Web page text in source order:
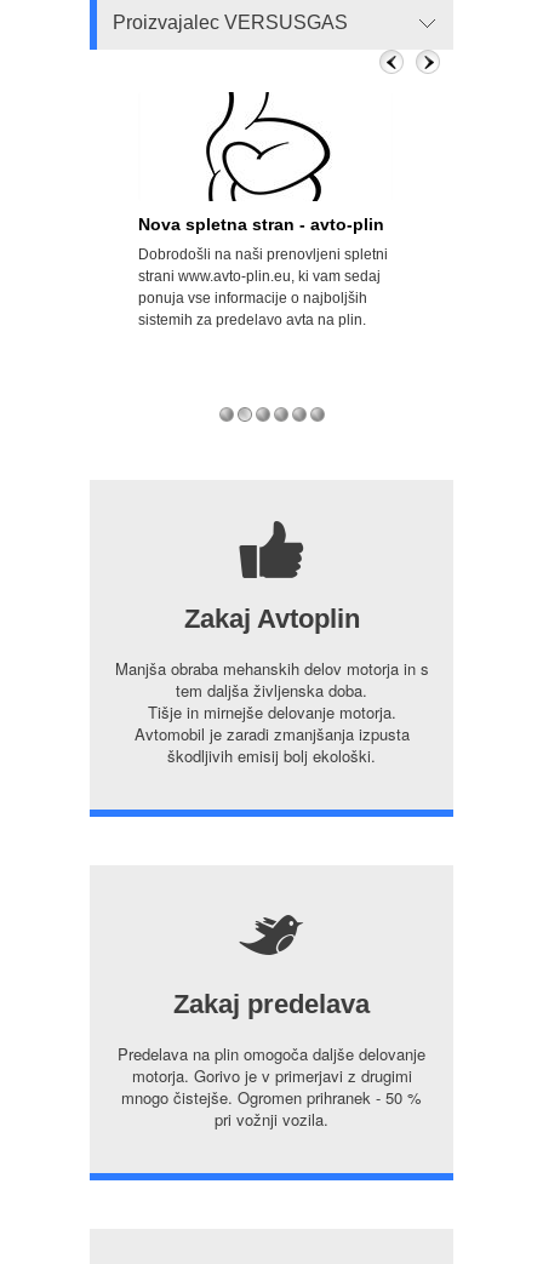
Proizvajalec VERSUSGAS
Nova spletna stran - avto-plin
Dobrodošli na naši prenovljeni spletni
strani www.avto-plin.eu, ki vam sedaj
ponuja vse informacije o najboljših
sistemih za predelavo avta na plin.
7
Zakaj Avtoplin
Manjša obraba mehanskih delov motorja in s
tem daljša življenska doba.
Tišje in mirnejše delovanje motorja.
Avtomobil je zaradi zmanjšanja izpusta
škodljivih emisij bolj ekološki.
5
Zakaj predelava
Predelava na plin omogoča daljše delovanje
motorja. Gorivo je v primerjavi z drugimi
mnogo čistejše. Ogromen prihranek - 50 %
pri vožnji vozila.